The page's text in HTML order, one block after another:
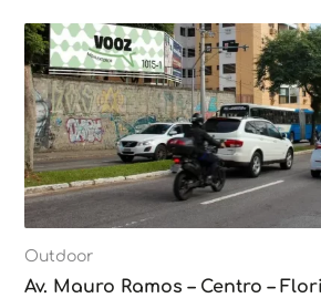
Outdoor
Av. Mauro Ramos – Centro –